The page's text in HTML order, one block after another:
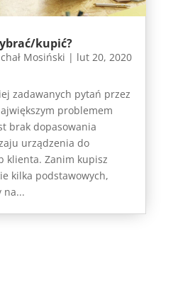
kupić?
Mosiński | lut 20, 2020
zadawanych pytań przez
problemem
brak dopasowania
urządzenia do
klienta. Zanim kupisz
kilka podstawowych,
na...